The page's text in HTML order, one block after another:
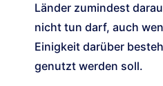
Länder zumindest
nicht tun darf, auch
Einigkeit darüber
genutzt werden soll.